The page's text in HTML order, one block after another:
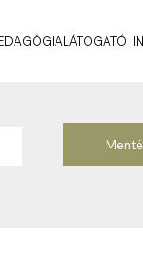
LÁTOGATÓI